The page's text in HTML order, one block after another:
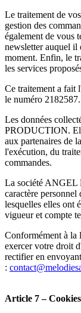
Le traitement de
gestion des
également de vous
newsletter auquel il
moment. Enfin, le
les services
Ce traitement a fait
le numéro 2182587.
Les données
PRODUCTION.
aux partenaires de
l'exécution, du
commandes.
La société ANGEL
caractère personnel
lesquelles elles ont
vigueur et compte
Conformément à la
exercer votre droit
rectifier en
:
Article 7 – Cookies